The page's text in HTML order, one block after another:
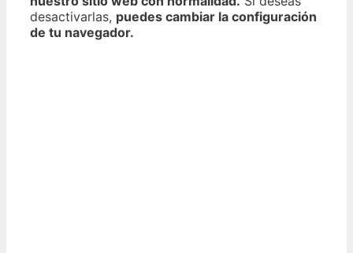
desactivarlas, puedes cambiar la configuración
de tu navegador.